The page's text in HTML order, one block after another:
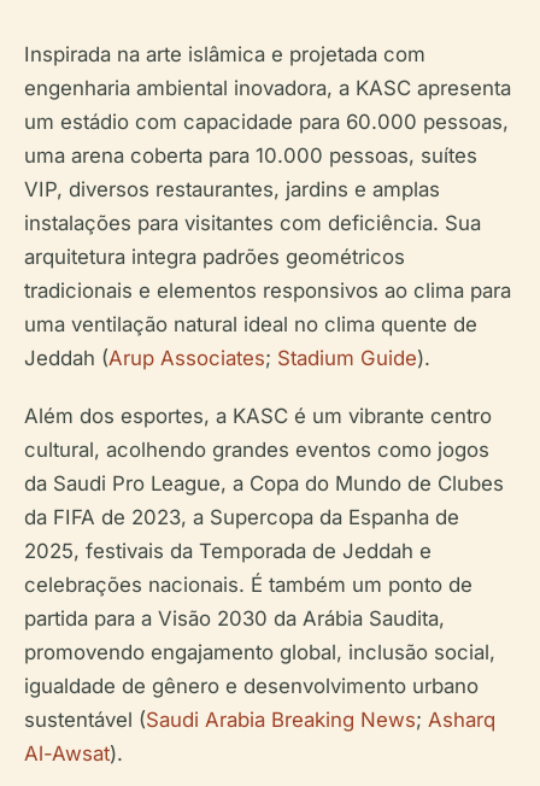
Inspirada na arte islâmica e projetada com
engenharia ambiental inovadora, a KASC apresenta
um estádio com capacidade para 60.000 pessoas,
uma arena coberta para 10.000 pessoas, suítes
VIP, diversos restaurantes, jardins e amplas
instalações para visitantes com deficiência. Sua
arquitetura integra padrões geométricos
tradicionais e elementos responsivos ao clima para
uma ventilação natural ideal no clima quente de
Jeddah (Arup Associates; Stadium Guide).
Além dos esportes, a KASC é um vibrante centro
cultural, acolhendo grandes eventos como jogos
da Saudi Pro League, a Copa do Mundo de Clubes
da FIFA de 2023, a Supercopa da Espanha de
2025, festivais da Temporada de Jeddah e
celebrações nacionais. É também um ponto de
partida para a Visão 2030 da Arábia Saudita,
promovendo engajamento global, inclusão social,
igualdade de gênero e desenvolvimento urbano
sustentável (Saudi Arabia Breaking News; Asharq
Al-Awsat).